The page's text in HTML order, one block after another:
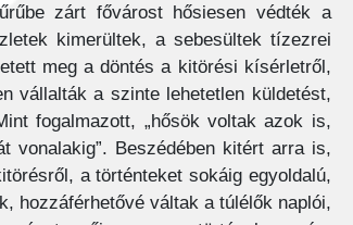
zárt fővárost hősiesen védték a
kimerültek, a sebesültek tízezrei
meg a döntés a kitörési kísérletről,
vállalták a szinte lehetetlen küldetést,
fogalmazott, „hősök voltak azok is,
vonalakig”. Beszédében kitért arra is,
a történteket sokáig egyoldalú,
hozzáférhetővé váltak a túlélők naplói,